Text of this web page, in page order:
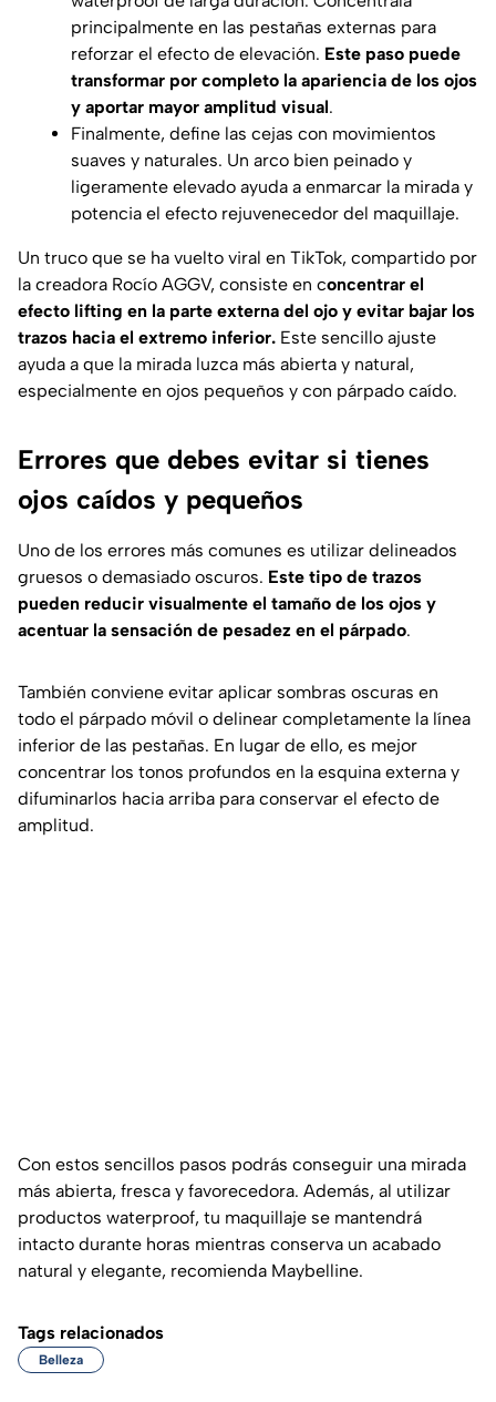
principalmente en las pestañas externas para
reforzar el efecto de elevación. Este paso puede
transformar por completo la apariencia de los ojos
y aportar mayor amplitud visual.
Finalmente, define las cejas con movimientos
suaves y naturales. Un arco bien peinado y
ligeramente elevado ayuda a enmarcar la mirada y
potencia el efecto rejuvenecedor del maquillaje.
Un truco que se ha vuelto viral en TikTok, compartido por
la creadora Rocío AGGV, consiste en concentrar el
efecto lifting en la parte externa del ojo y evitar bajar los
trazos hacia el extremo inferior. Este sencillo ajuste
ayuda a que la mirada luzca más abierta y natural,
especialmente en ojos pequeños y con párpado caído.
Errores que debes evitar si tienes
ojos caídos y pequeños
Uno de los errores más comunes es utilizar delineados
gruesos o demasiado oscuros. Este tipo de trazos
pueden reducir visualmente el tamaño de los ojos y
acentuar la sensación de pesadez en el párpado.
También conviene evitar aplicar sombras oscuras en
todo el párpado móvil o delinear completamente la línea
inferior de las pestañas. En lugar de ello, es mejor
concentrar los tonos profundos en la esquina externa y
difuminarlos hacia arriba para conservar el efecto de
amplitud.
Con estos sencillos pasos podrás conseguir una mirada
más abierta, fresca y favorecedora. Además, al utilizar
productos waterproof, tu maquillaje se mantendrá
intacto durante horas mientras conserva un acabado
natural y elegante, recomienda Maybelline.
Tags relacionados
Belleza